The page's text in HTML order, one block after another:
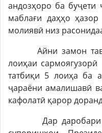
андозҳоро ба буҷети
маблағи даҳҳо
молиявӣ низ
Айни замон
лоиҳаи
татбиқи 5 лоиҳа ба
ҷараёни амалишавӣ
кафолатӣ қарор
Дар даробари ин,